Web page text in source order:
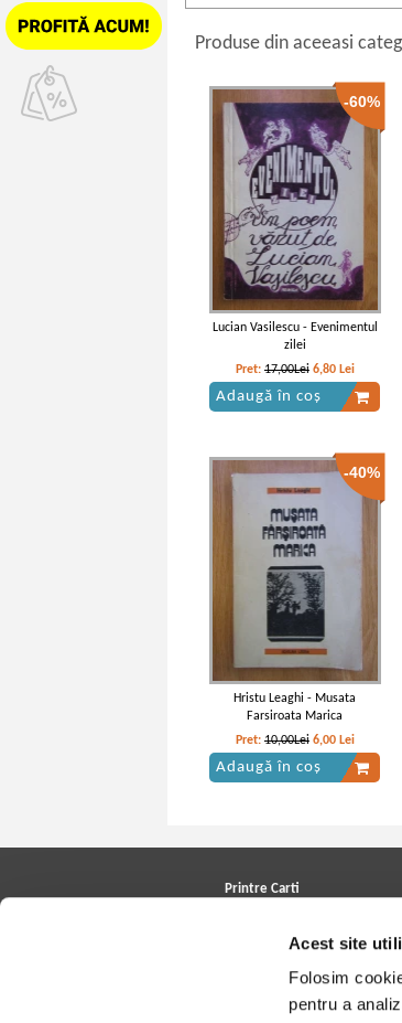
Acest site
Folosim
pentru a
Produse din aceeasi
-60%
Lucian Vasilescu - Evenimentul
zilei
Pret: 17,00Lei 6,80 Lei
Adaugă în coș
-40%
Hristu Leaghi - Musata
Farsiroata Marica
Pret: 10,00Lei 6,00 Lei
Adaugă în coș
Printre Carti
Cele mai căutate cărți